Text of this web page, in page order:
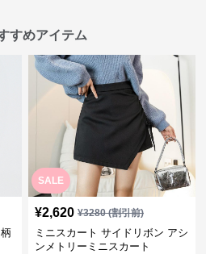
すめアイテム
SALE
¥2,620 ¥3280(割引前)
ミニスカート サイドリボン アシ
ンメトリーミニスカート